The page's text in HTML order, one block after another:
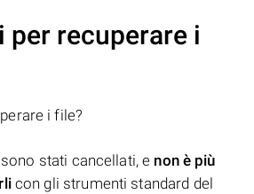
per recuperare i
i file?
stati cancellati, e non è più
con gli strumenti standard del